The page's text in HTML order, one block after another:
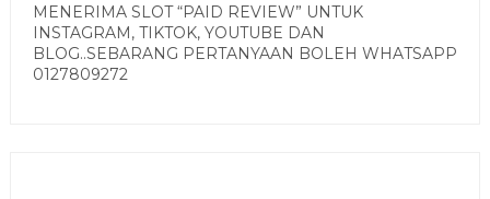
MENERIMA SLOT “PAID REVIEW” UNTUK
INSTAGRAM, TIKTOK, YOUTUBE DAN
BLOG..SEBARANG PERTANYAAN BOLEH WHATSAPP
0127809272